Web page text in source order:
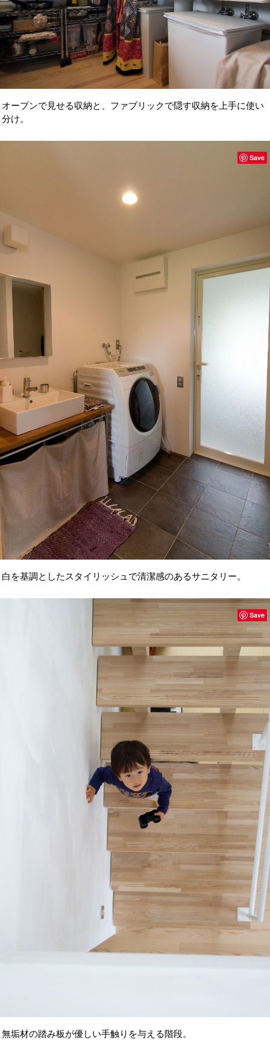
オープンで見せる収納と、ファブリックで隠す収納を上手に使い
分け。
白を基調としたスタイリッシュで清潔感のあるサニタリー。
Save
無垢材の踏み板が優しい手触りを与える階段。
Save